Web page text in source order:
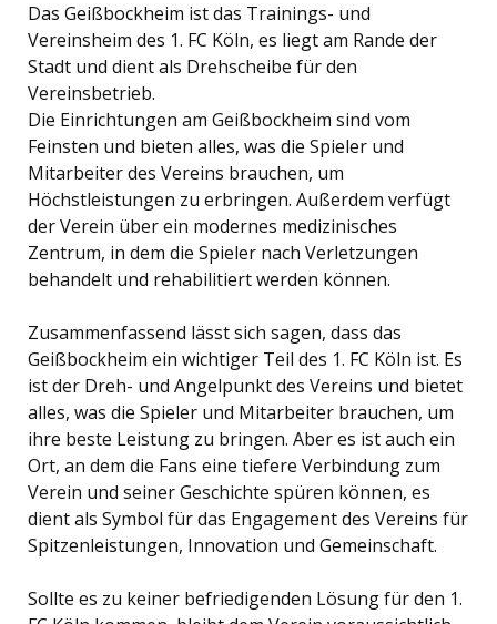
Das Geißbockheim ist das Trainings- und
Vereinsheim des 1. FC Köln, es liegt am Rande der
Stadt und dient als Drehscheibe für den
Vereinsbetrieb.
Die Einrichtungen am Geißbockheim sind vom
Feinsten und bieten alles, was die Spieler und
Mitarbeiter des Vereins brauchen, um
Höchstleistungen zu erbringen. Außerdem verfügt
der Verein über ein modernes medizinisches
Zentrum, in dem die Spieler nach Verletzungen
behandelt und rehabilitiert werden können.
Zusammenfassend lässt sich sagen, dass das
Geißbockheim ein wichtiger Teil des 1. FC Köln ist. Es
ist der Dreh- und Angelpunkt des Vereins und bietet
alles, was die Spieler und Mitarbeiter brauchen, um
ihre beste Leistung zu bringen. Aber es ist auch ein
Ort, an dem die Fans eine tiefere Verbindung zum
Verein und seiner Geschichte spüren können, es
dient als Symbol für das Engagement des Vereins für
Spitzenleistungen, Innovation und Gemeinschaft.
Sollte es zu keiner befriedigenden Lösung für den 1.